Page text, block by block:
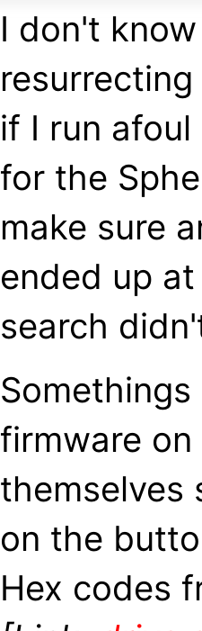
I don't
if I run
for the
make sure
ended up
search
firmware on
themselves
on the
Hex codes